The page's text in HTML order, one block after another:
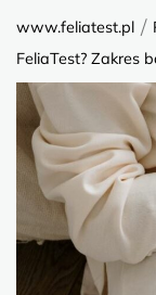
www.feliatest.pl /
FeliaTest? Zakres